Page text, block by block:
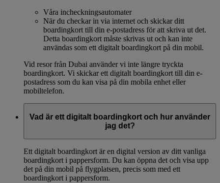
Våra incheckningsautomater
När du checkar in via internet och skickar ditt
boardingkort till din e-postadress för att skriva ut det.
Detta boardingkort måste skrivas ut och kan inte
användas som ett digitalt boardingkort på din mobil.
Vid resor från Dubai använder vi inte längre tryckta
boardingkort. Vi skickar ett digitalt boardingkort till din e-
postadress som du kan visa på din mobila enhet eller
mobiltelefon.
Vad är ett digitalt boardingkort och hur använder
jag det?
Ett digitalt boardingkort är en digital version av ditt vanliga
boardingkort i pappersform. Du kan öppna det och visa upp
det på din mobil på flygplatsen, precis som med ett
boardingkort i pappersform.